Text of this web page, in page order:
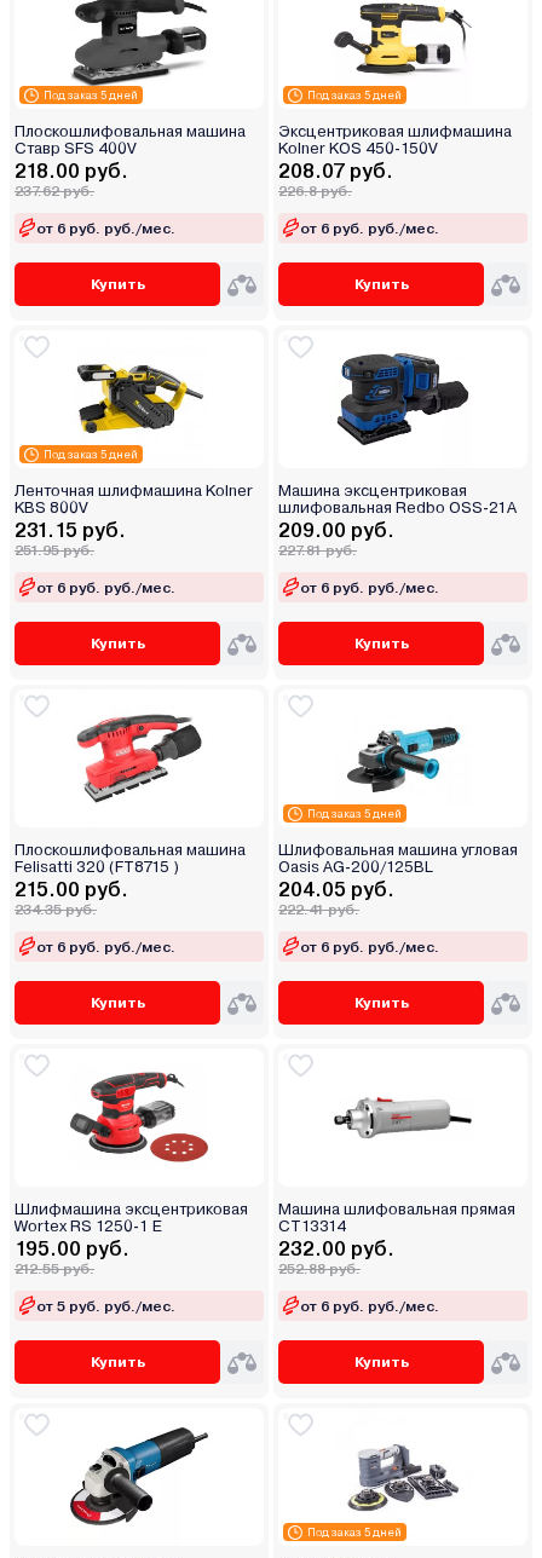
Под заказ 5 дней
Плоскошлифовальная машина
Ставр SFS 400V
218.00 руб.
237.62 руб.
от 6 руб. руб./мес.
Купить
Под заказ 5 дней
Эксцентриковая шлифмашина
Kolner KOS 450-150V
208.07 руб.
226.8 руб.
от 6 руб. руб./мес.
Купить
Под заказ 5 дней
Ленточная шлифмашина Kolner
KBS 800V
231.15 руб.
251.95 руб.
от 6 руб. руб./мес.
Купить
Машина эксцентриковая
шлифовальная Redbo OSS-21A
209.00 руб.
227.81 руб.
от 6 руб. руб./мес.
Купить
Плоскошлифовальная машина
Felisatti 320 (FT8715 )
215.00 руб.
234.35 руб.
от 6 руб. руб./мес.
Купить
Под заказ 5 дней
Шлифовальная машина угловая
Oasis AG-200/125BL
204.05 руб.
222.41 руб.
от 6 руб. руб./мес.
Купить
Шлифмашина эксцентриковая
Wortex RS 1250-1 E
195.00 руб.
212.55 руб.
от 5 руб. руб./мес.
Купить
Машина шлифовальная прямая
CT13314
232.00 руб.
252.88 руб.
от 6 руб. руб./мес.
Купить
Под заказ 5 дней